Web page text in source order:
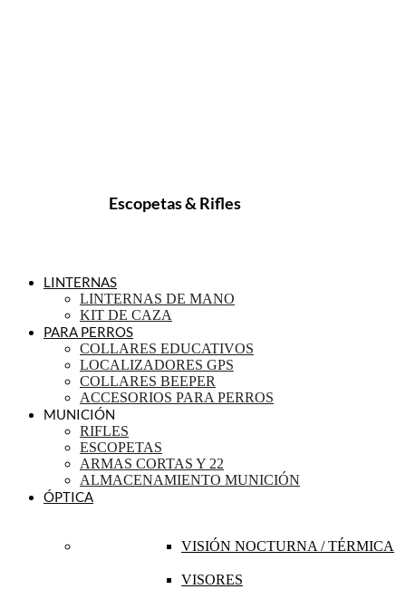
Escopetas & Rifles
LINTERNAS
LINTERNAS DE MANO
KIT DE CAZA
PARA PERROS
COLLARES EDUCATIVOS
LOCALIZADORES GPS
COLLARES BEEPER
ACCESORIOS PARA PERROS
MUNICIÓN
RIFLES
ESCOPETAS
ARMAS CORTAS Y 22
ALMACENAMIENTO MUNICIÓN
ÓPTICA
VISIÓN NOCTURNA / TÉRMICA
VISORES